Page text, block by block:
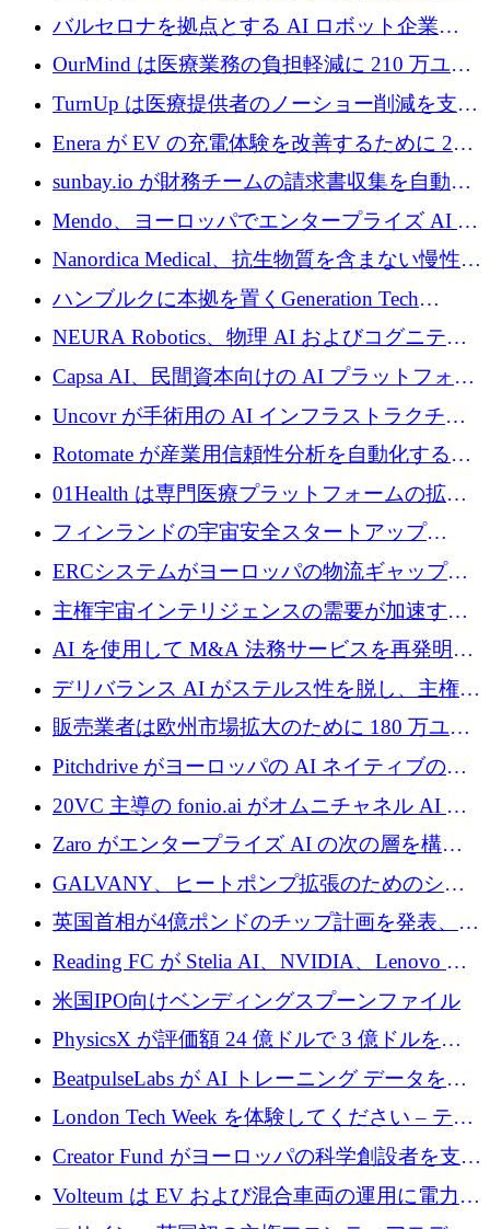
た 10 社
バルセロナを拠点とする AI ロボット企業
Theker が 8,500 万ドルを調達
OurMind は医療業務の負担軽減に 210 万ユー
ロを寄付
TurnUp は医療提供者のノーショー削減を支援
するために 200 万ユーロを調達
Enera が EV の充電体験を改善するために 200
万ドルを調達
sunbay.io が財務チームの請求書収集を自動化
するために 55 万ユーロを調達
Mendo、ヨーロッパでエンタープライズ AI 導
入を拡大するために 1,200 万ユーロを確保
Nanordica Medical、抗生物質を含まない慢性創
傷治療薬を市場に投入するために 160 万ユー
ロを調達
ハンブルクに本拠を置くGeneration Tech
Partnersが5,000万ユーロのAIロールアップファ
NEURA Robotics、物理 AI およびコグニティ
ブ ロボティクス プラットフォームを拡張する
ためにシリーズ C で最大 14 億ドルを確保
Capsa AI、民間資本向けの AI プラットフォー
ムを拡大するために 1,800 万ドルを調達
Uncovr が手術用の AI インフラストラクチャ
を構築するために 700 万ドルを調達
Rotomate が産業用信頼性分析を自動化するた
めに 210 万ユーロを調達
01Health は専門医療プラットフォームの拡大
に 1,500 万ドルを確保
フィンランドの宇宙安全スタートアップ
Aavuus が、スペースデブリ追跡に取り組むプ
レシード資金を獲得
ERCシステムがヨーロッパの物流ギャップを
埋めるために設計された重量物運搬用eVTOL
であるVictorを発表
主権宇宙インテリジェンスの需要が加速する
中、ICEYEは評価額100億ユーロ以上で4億
5,000万ユーロを調達
AI を使用して M&A 法務サービスを再発明す
るために 110 万ユーロを適切に確保
デリバランス AI がステルス性を脱し、主権の
あるエンタープライズ AI を強化
販売業者は欧州市場拡大のために 180 万ユー
ロを確保
Pitchdrive がヨーロッパの AI ネイティブの創
業者を支援するために 6,000 万ユーロを調達
20VC 主導の fonio.ai がオムニチャネル AI プ
ラットフォームのために 1,700 万ドルを調達
Zaro がエンタープライズ AI の次の層を構築
するために 510 万ドルを獲得
GALVANY、ヒートポンプ拡張のためのシー
ドラウンドで1,000万ユーロを確保
英国首相が4億ポンドのチップ計画を発表、英
国の新興企業は「ここで拡大」し「ここに留
まる」
Reading FC が Stelia AI、NVIDIA、Lenovo と
協力して AI Center of Excellence を立ち上げ
米国IPO向けベンディングスプーンファイル
PhysicsX が評価額 24 億ドルで 3 億ドルを調
達
BeatpulseLabs が AI トレーニング データを拡
張するために 180 万ドルのプレシードを調達
London Tech Week を体験してください – テク
ノロジーがヨーロッパのイノベーションの未
来を形作る場所
Creator Fund がヨーロッパの科学創設者を支援
するために 5,600 万ドルを調達
Volteum は EV および混合車両の運用に電力を
供給するために 250 万ユーロを寄付